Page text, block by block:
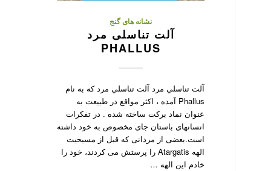
نشانه های گنج
آلت تناسلی مرد
PHALLUS
آلت تناسلي مرد آلت تناسلي مرد که به نام
Phallus آمده ، اکثر مواقع در طبیعت به
عنوان نماد برکت ساخته شده . در تفکرات
انسانهای باستان جای مخصوص به خود داشته
است.بعضی از مردانی که قبل از مسیحیت
الهه Atargatis را پرستش می کردند، خود را
خادم این الهه …